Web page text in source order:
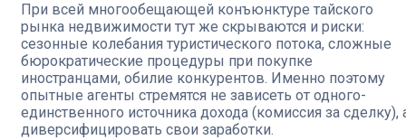
При всей многообещающей конъюнктуре тайского
рынка недвижимости тут же скрываются и риски:
сезонные колебания туристического потока, сложные
бюрократические процедуры при покупке
иностранцами, обилие конкурентов. Именно поэтому
опытные агенты стремятся не зависеть от одного-
единственного источника дохода (комиссия за сделку),
диверсифицировать свои заработки.